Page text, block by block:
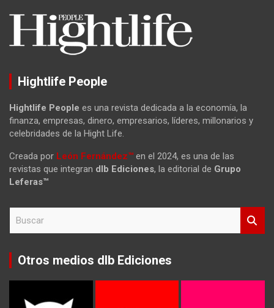
Hightlife People
Hightlife People es una revista dedicada a la economía, la
finanza, empresas, dinero, empresarios, líderes, millonarios y
celebridades de la Hight Life.
Creada por León Fernández™ en el 2024, es una de las
revistas que integran dlb Ediciones, la editorial de Grupo
Leferas™
c
Otros medios dlb Ediciones